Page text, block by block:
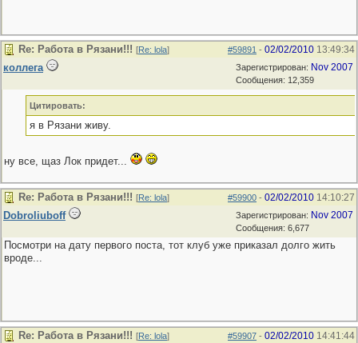
#59891 - 02/02/2010 13:49:34
Re: Работа в Рязани!!! [Re: lola]
Зарегистрирован: Nov 2007
Сообщения: 12,359
коллега
Цитировать:
я в Рязани живу.
ну все, щаз Лок придет...
#59900 - 02/02/2010 14:10:27
Re: Работа в Рязани!!! [Re: lola]
Зарегистрирован: Nov 2007
Сообщения: 6,677
Dobroliuboff
Посмотри на дату первого поста, тот клуб уже приказал долго жить
вроде...
#59907 - 02/02/2010 14:41:44
Re: Работа в Рязани!!! [Re: lola]